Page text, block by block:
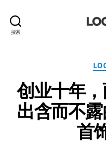
搜索
创业十年
出含而不
首